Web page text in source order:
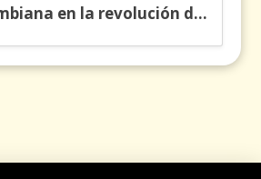
Ciencia colombiana en la revolución de los órganos en chips